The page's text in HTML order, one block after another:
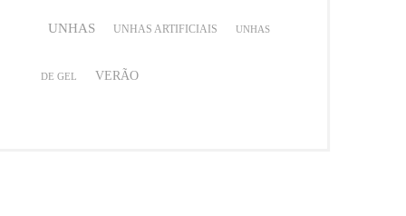
UNHAS UNHAS ARTIFICIAIS UNHAS
DE GEL VERÃO